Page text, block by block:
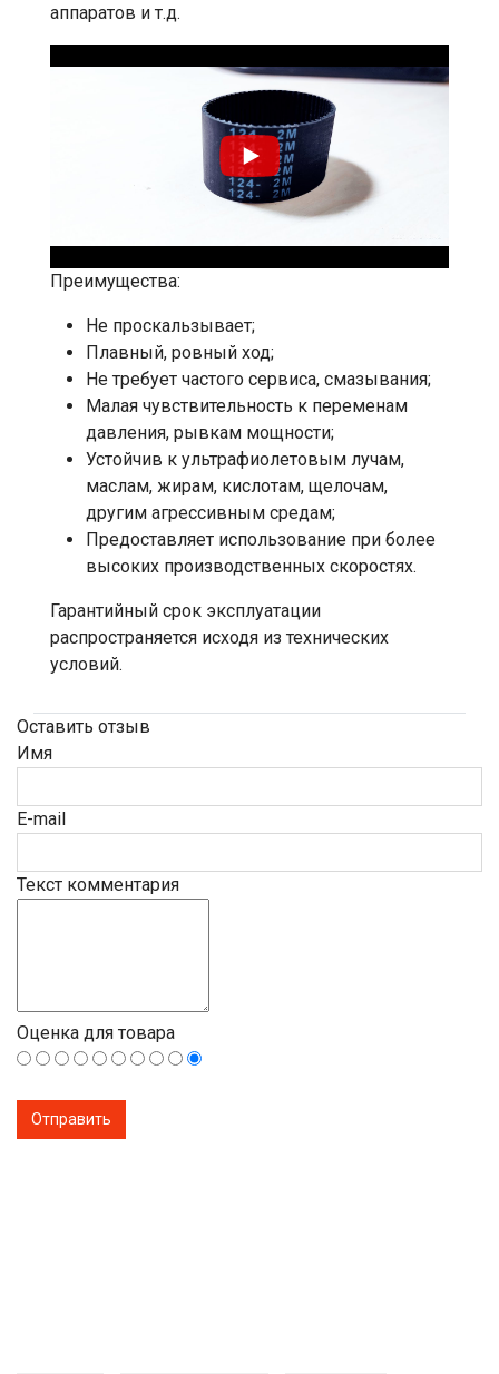
аппаратов и т.д.
Преимущества:
Не проскальзывает;
Плавный, ровный ход;
Не требует частого сервиса, смазывания;
Малая чувствительность к переменам
давления, рывкам мощности;
Устойчив к ультрафиолетовым лучам,
маслам, жирам, кислотам, щелочам,
другим агрессивным средам;
Предоставляет использование при более
высоких производственных скоростях.
Гарантийный срок эксплуатации
распространяется исходя из технических
условий.
Оставить отзыв
Имя
E-mail
Текст комментария
Оценка для товара